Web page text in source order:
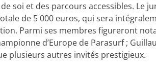
soi et des parcours accessibles. Le
de 5 000 euros, qui sera
Parmi ses membres figureront
d’Europe de Parasurf ;
plusieurs autres invités prestigieux.